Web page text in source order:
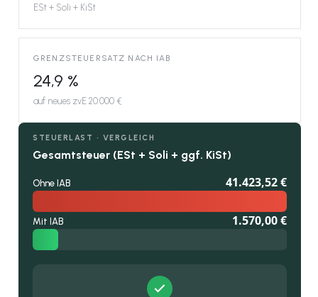
ESt + Soli + KiSt
GRENZSTEUERSATZ NACH IAB
24,9 %
auf neues zvE 20.000 €
STEUERLAST · VERGLEICH
Gesamtsteuer (ESt + Soli + ggf. KiSt)
Ohne IAB 41.423,52 €
Mit IAB 1.570,00 €